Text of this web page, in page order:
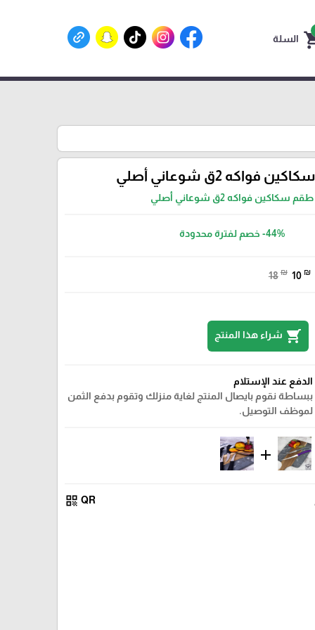
السلة
فواكه 2ق شوعاني أصلي
طقم سكاكين فواكه 2ق شوعاني أصلي
-44%خصم لفترة محدودة
18 ₪ 10 ₪
shopping_cart شراء هذا المنتج
الدفع عند الإستلام
ببساطة نقوم بايصال المنتج لغاية منزلك وتقوم بدفع الثمن
لموظف التوصيل.
add
QR
qr_code